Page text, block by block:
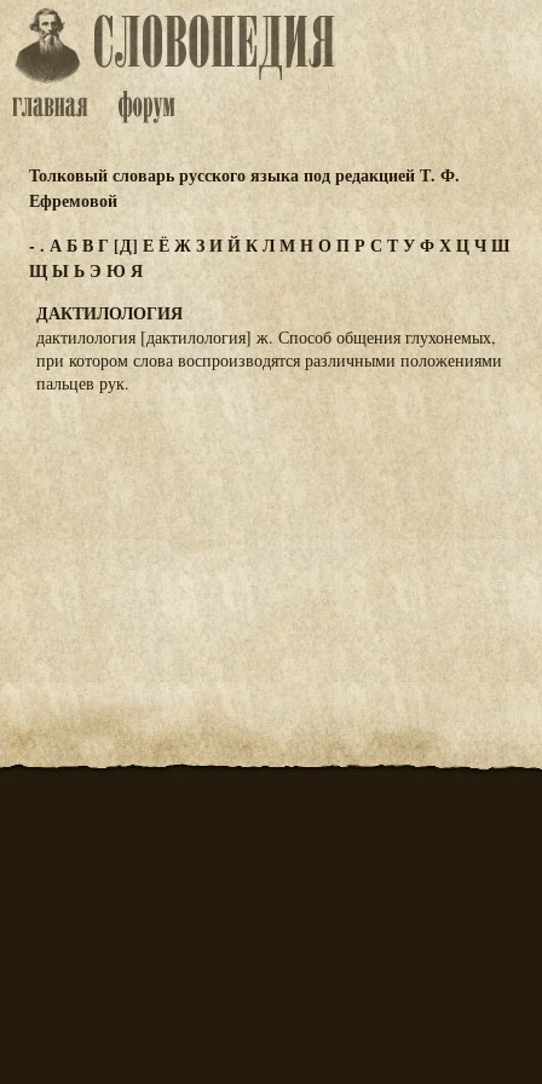
Толковый словарь русского языка под редакцией Т. Ф.
Ефремовой
- . АБВГ[Д] ЕЁЖЗИЙКЛМНОПРС ТУФХЦЧШ
ЩЫЬЭ ЮЯ
ДАКТИЛОЛОГИЯ
дактилология [дактилология] ж. Способ общения глухонемых,
при котором слова воспроизводятся различными положениями
пальцев рук.